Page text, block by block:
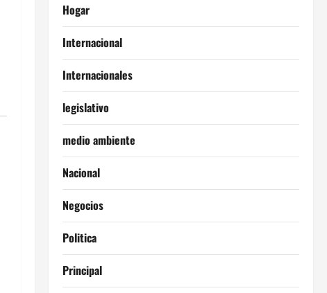
Hogar
Internacional
Internacionales
legislativo
medio ambiente
Nacional
Negocios
Politica
Principal